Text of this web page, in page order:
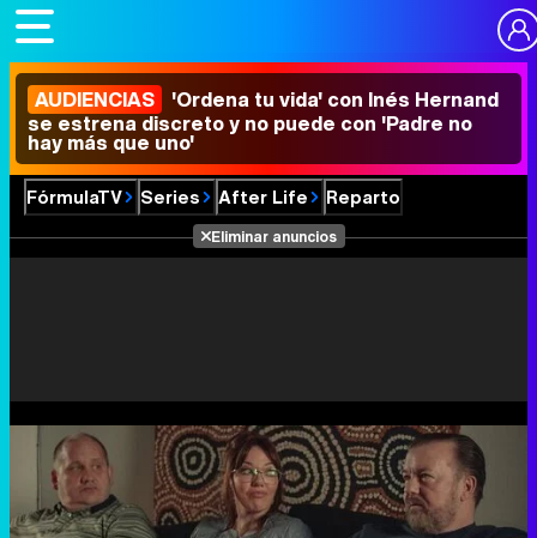
AUDIENCIAS 'Ordena tu vida' con Inés Hernand
se estrena discreto y no puede con 'Padre no
hay más que uno'
FórmulaTV Series After Life Reparto
Eliminar anuncios